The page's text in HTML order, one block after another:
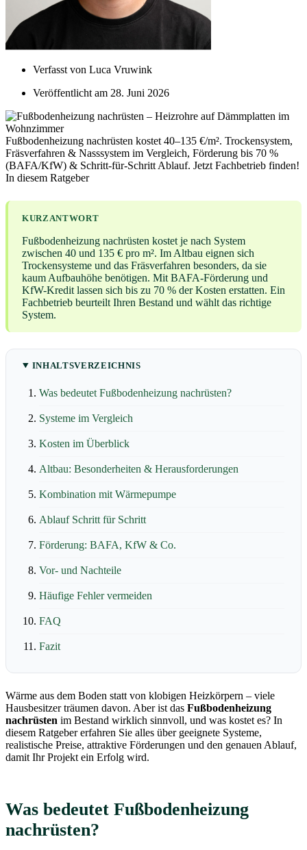
Verfasst von Luca Vruwink
Veröffentlicht am 28. Juni 2026
Fußbodenheizung nachrüsten kostet 40–135 €/m². Trockensystem,
Fräsverfahren & Nasssystem im Vergleich, Förderung bis 70 %
(BAFA/KfW) & Schritt-für-Schritt Ablauf. Jetzt Fachbetrieb finden!
In diesem Ratgeber
KURZANTWORT
Fußbodenheizung nachrüsten kostet je nach System
zwischen 40 und 135 € pro m². Im Altbau eignen sich
Trockensysteme und das Fräsverfahren besonders, da sie
kaum Aufbauhöhe benötigen. Mit BAFA-Förderung und
KfW-Kredit lassen sich bis zu 70 % der Kosten erstatten. Ein
Fachbetrieb beurteilt Ihren Bestand und wählt das richtige
System.
INHALTSVERZEICHNIS
Was bedeutet Fußbodenheizung nachrüsten?
Systeme im Vergleich
Kosten im Überblick
Altbau: Besonderheiten & Herausforderungen
Kombination mit Wärmepumpe
Ablauf Schritt für Schritt
Förderung: BAFA, KfW & Co.
Vor- und Nachteile
Häufige Fehler vermeiden
FAQ
Fazit
Wärme aus dem Boden statt von klobigen Heizkörpern – viele
Hausbesitzer träumen davon. Aber ist das Fußbodenheizung
nachrüsten im Bestand wirklich sinnvoll, und was kostet es? In
diesem Ratgeber erfahren Sie alles über geeignete Systeme,
realistische Preise, attraktive Förderungen und den genauen Ablauf,
damit Ihr Projekt ein Erfolg wird.
Was bedeutet Fußbodenheizung
nachrüsten?